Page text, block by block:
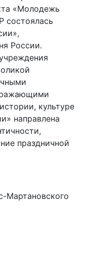
«Молодежь
состоялась
России.
культуре
направлена
праздничной
Мартановского